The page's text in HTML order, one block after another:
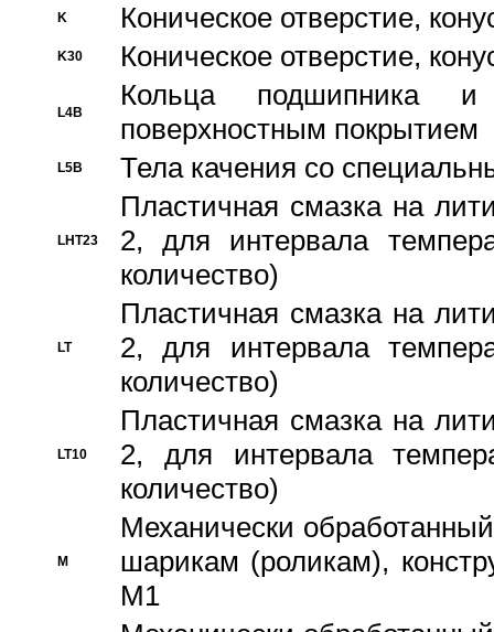
K Коническое отверстие,
K30 Коническое отверстие,
L4B
Кольца подшипника
поверхностным покрытием
L5B Тела качения со
LHT23
Пластичная смазка на
2, для интервала
количество)
LT
Пластичная смазка на
2, для интервала
количество)
LT10
Пластичная смазка на
2, для интервала
количество)
M
Механически
шарикам (роликам),
M1